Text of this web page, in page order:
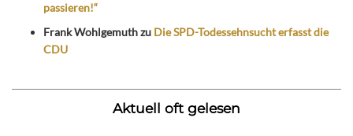
passieren!“
Frank Wohlgemuthzu Die SPD-Todessehnsucht erfasst die
CDU
Aktuell oft gelesen